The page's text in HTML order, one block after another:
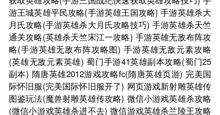
游王城英雄平民攻略(手游英雄王国攻略) 手游英雄杀大
月氏攻略(手游英雄杀大月氏攻略技巧) 手游英雄杀天竺
通关攻略(英雄杀天竺宋江一攻略) 手游英雄无敌布阵攻
略(手游英雄无敌布阵攻略图) 手游英雄无敌元素攻略
(英雄无敌元素英雄) 蜀门手游41英雄副本攻略(蜀门25
副本) 隋唐英雄2012游戏攻略fc(隋唐英雄页游) 完美国
际怀旧服(完美国际怀旧服开了) 网页游戏新射雕英雄传
图鉴玩法(魔兽射雕英雄传攻略) 微信小游戏英雄杀攻略
(微信小游戏英雄杀进不去) 微信游戏英雄杀兰陵王攻略